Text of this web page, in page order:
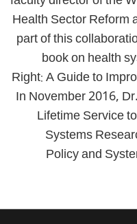
Health Sector Reform
part of this
book on health
Right: A Guide to
In November 2016,
Lifetime Service
Systems
Policy and